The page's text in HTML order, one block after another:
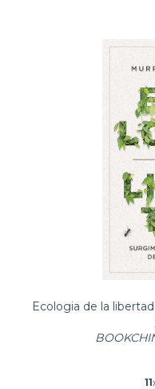
Ecologia de la
11